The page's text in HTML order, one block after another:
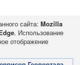
сайта: Mozilla
. Использование
отображение